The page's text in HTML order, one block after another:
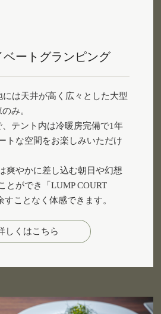
ベートグランピング
には天井が高く広々とした大型
み。
テント内は冷暖房完備で1年
トな空間をお楽しみいただけ
爽やかに差し込む朝日や幻想
とができ「LUMP COURT
ことなく体感できます。
しくはこちら